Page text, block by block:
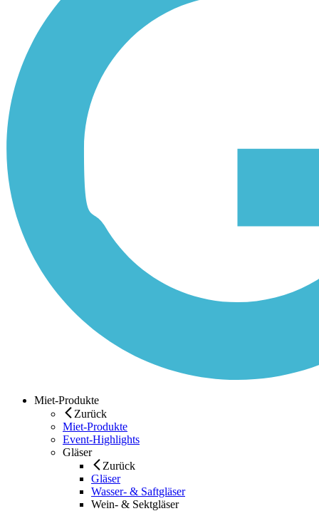
Miet-Produkte
Zurück
Miet-Produkte
Event-Highlights
Gläser
Zurück
Gläser
Wasser- & Saftgläser
Wein- & Sektgläser